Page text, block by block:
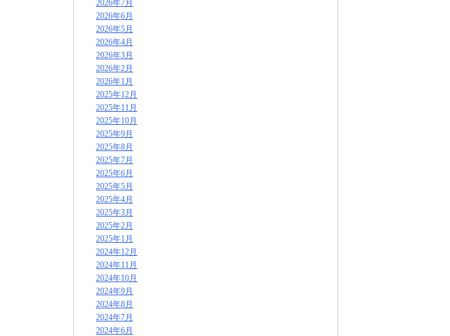
2026年7月
2026年6月
2026年5月
2026年4月
2026年3月
2026年2月
2026年1月
2025年12月
2025年11月
2025年10月
2025年9月
2025年8月
2025年7月
2025年6月
2025年5月
2025年4月
2025年3月
2025年2月
2025年1月
2024年12月
2024年11月
2024年10月
2024年9月
2024年8月
2024年7月
2024年6月